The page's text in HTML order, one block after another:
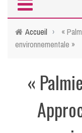
Accueil ›
«
environnementale »
«